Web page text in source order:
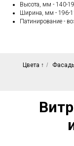
Высота, мм - 140-
Ширина, мм - 196-
Патинирование -
Цвета ↑ /